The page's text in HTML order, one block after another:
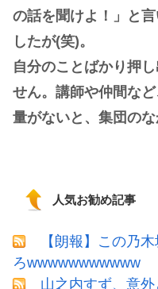
の話を聞けよ！」と
したが(笑)。
自分のことばかり押
せん。講師や仲間な
量がないと、集団の
人気お勧め記事
【朗報】この乃
ろwwwwwwwwwww
山之内すず、意